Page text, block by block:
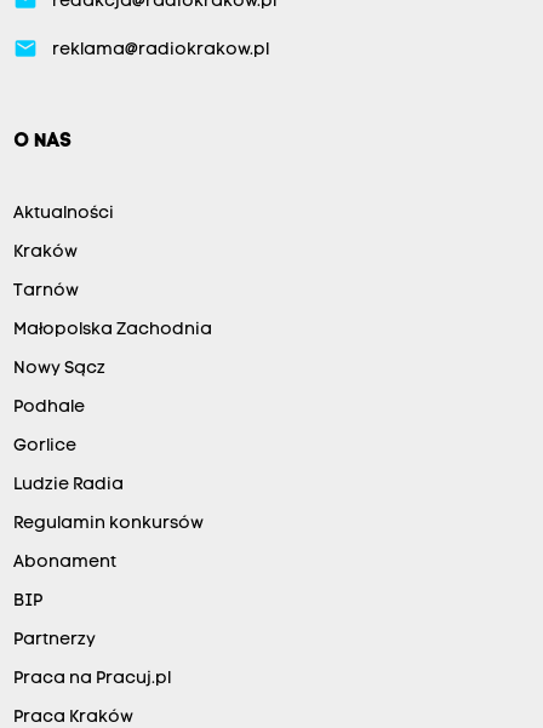
email reklama@radiokrakow.pl
O NAS
Aktualności
Kraków
Tarnów
Małopolska Zachodnia
Nowy Sącz
Podhale
Gorlice
Ludzie Radia
Regulamin konkursów
Abonament
BIP
Partnerzy
Praca na Pracuj.pl
Praca Kraków